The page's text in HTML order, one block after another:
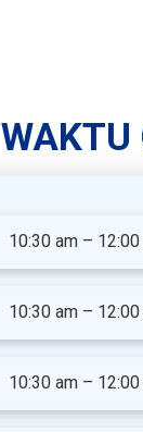
WAKTU
10:30 am –
10:30 am –
10:30 am –